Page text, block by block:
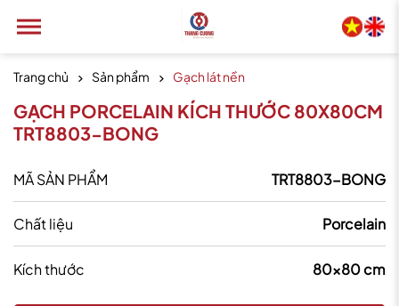
Trang chủ Sản phẩm Gạch lát nền
GẠCH PORCELAIN KÍCH THƯỚC 80X80CM
TRT8803-BONG
MÃ SẢN PHẨM TRT8803-BONG
Chất liệu Porcelain
Kích thước 80x80 cm